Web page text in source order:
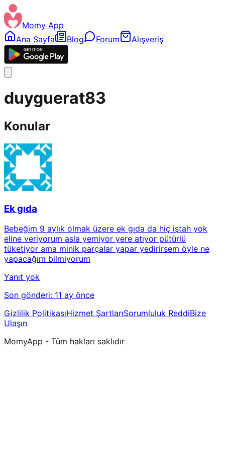
Momy App
Ana Sayfa
Blog Forum Alışveriş
duyguerat83
Konular
Ek gıda
Bebeğim 9 aylık olmak üzere ek gıda da hiç iştah yok
eline veriyorum asla yemiyor yere atıyor pütürlü
tüketiyor ama minik parçalar yapar yedirirsem öyle ne
yapacağım bilmiyorum
Yanıt yok
Son gönderi: 11 ay önce
Gizlilik PolitikasıHizmet ŞartlarıSorumluluk ReddiBize
Ulaşın
MomyApp - Tüm hakları saklıdır